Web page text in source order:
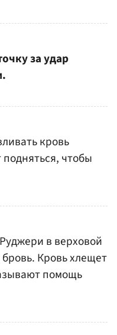
за удар
кровь
чтобы
в верховой
Кровь хлещет
помощь